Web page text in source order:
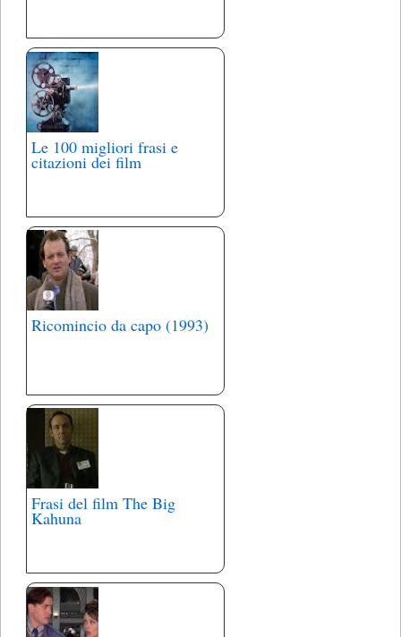
Le 100 migliori frasi e
citazioni dei film
Ricomincio da capo (1993)
Frasi del film The Big
Kahuna